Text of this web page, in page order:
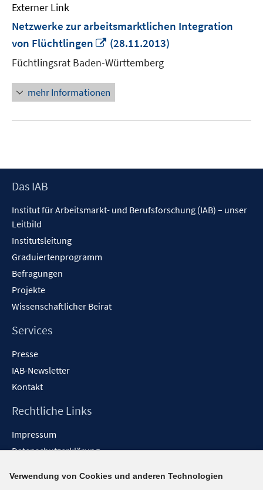
Externer Link
Netzwerke zur arbeitsmarktlichen Integration
von Flüchtlingen
In
Fenster
öffnen
(28.11.2013)
Füchtlingsrat Baden-Württemberg
mehr Informationen
Footer
Das IAB
Institut für Arbeitsmarkt- und Berufsforschung (IAB) – unser
Leitbild
Institutsleitung
Graduiertenprogramm
Befragungen
Projekte
Wissenschaftlicher Beirat
Services
Presse
IAB-Newsletter
Kontakt
Rechtliche Links
Impressum
Datenschutzerklärung
Barrieren melden
Verwendung von Cookies und anderen Technologien